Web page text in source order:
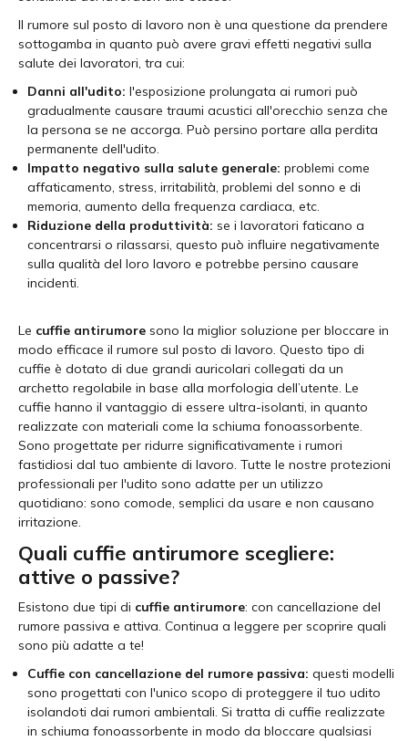
Il rumore sul posto di lavoro non è una questione da prendere
sottogamba in quanto può avere gravi effetti negativi sulla
salute dei lavoratori, tra cui:
Danni all'udito: l'esposizione prolungata ai rumori può
gradualmente causare traumi acustici all'orecchio senza che
la persona se ne accorga. Può persino portare alla perdita
permanente dell'udito.
Impatto negativo sulla salute generale: problemi come
affaticamento, stress, irritabilità, problemi del sonno e di
memoria, aumento della frequenza cardiaca, etc.
Riduzione della produttività: se i lavoratori faticano a
concentrarsi o rilassarsi, questo può influire negativamente
sulla qualità del loro lavoro e potrebbe persino causare
incidenti.
Le cuffie antirumore sono la miglior soluzione per bloccare in
modo efficace il rumore sul posto di lavoro. Questo tipo di
cuffie è dotato di due grandi auricolari collegati da un
archetto regolabile in base alla morfologia dell’utente. Le
cuffie hanno il vantaggio di essere ultra-isolanti, in quanto
realizzate con materiali come la schiuma fonoassorbente.
Sono progettate per ridurre significativamente i rumori
fastidiosi dal tuo ambiente di lavoro. Tutte le nostre protezioni
professionali per l'udito sono adatte per un utilizzo
quotidiano: sono comode, semplici da usare e non causano
irritazione.
Quali cuffie antirumore scegliere:
attive o passive?
Esistono due tipi di cuffie antirumore: con cancellazione del
rumore passiva e attiva. Continua a leggere per scoprire quali
sono più adatte a te!
Cuffie con cancellazione del rumore passiva: questi modelli
sono progettati con l'unico scopo di proteggere il tuo udito
isolandoti dai rumori ambientali. Si tratta di cuffie realizzate
in schiuma fonoassorbente in modo da bloccare qualsiasi